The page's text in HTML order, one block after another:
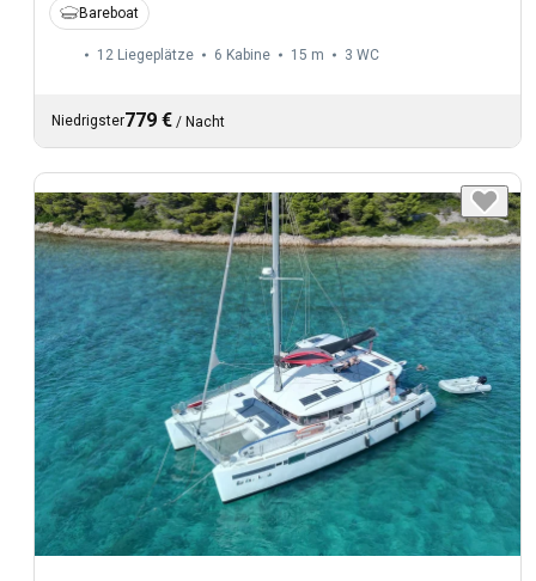
Bareboat
12 Liegeplätze 6 Kabine 15 m 3 WC
Niedrigster779 € / Nacht